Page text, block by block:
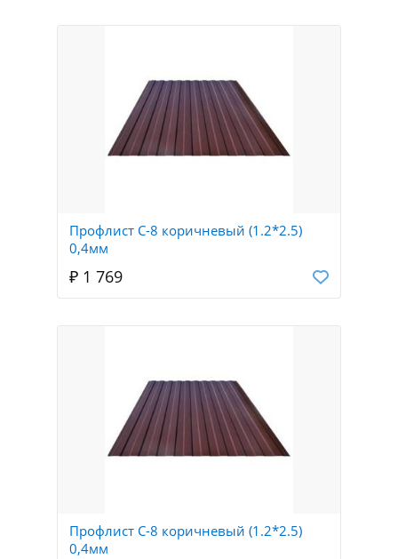
Профлист С-8 коричневый (1.2*2.5)
0,4мм
₽ 1 769
Профлист С-8 коричневый (1.2*2.5)
0,4мм